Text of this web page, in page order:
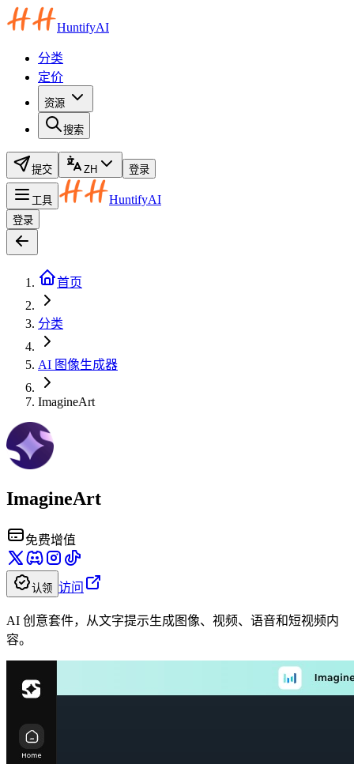
HuntifyAI
分类
定价
资源
搜索
提交 ZH 登录
工具 HuntifyAI
登录
首页
分类
AI 图像生成器
ImagineArt
ImagineArt
免费增值
认领 访问
AI 创意套件，从文字提示生成图像、视频、语音和短视频内
容。